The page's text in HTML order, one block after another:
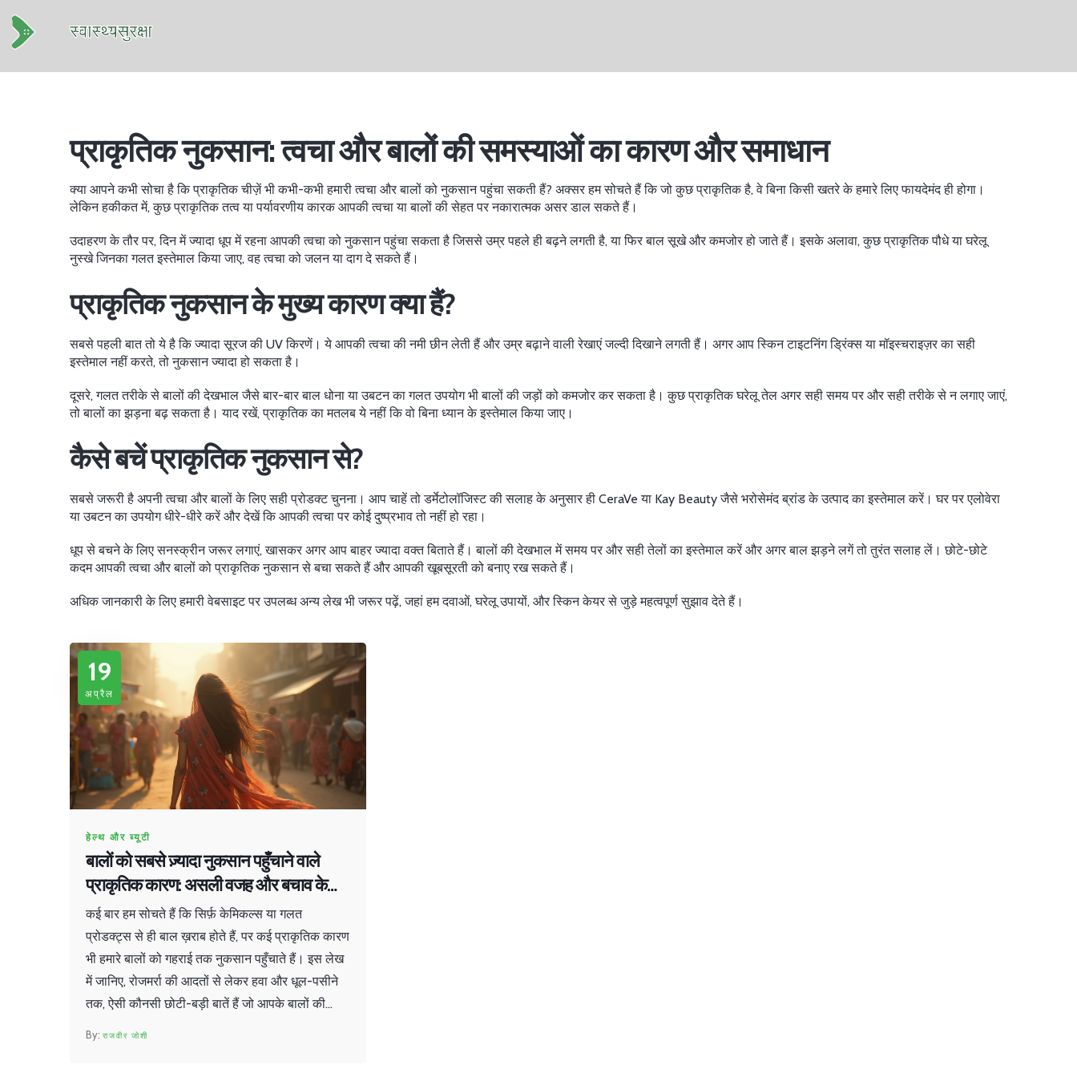
प्राकृतिक नुकसान: त्वचा और बालों की समस्याओं का कारण और समाधान
क्या आपने कभी सोचा है कि प्राकृतिक चीज़ें भी कभी-कभी हमारी त्वचा और बालों को नुकसान पहुंचा सकती हैं? अक्सर हम सोचते हैं कि जो कुछ प्राकृतिक है, वे बिना किसी खतरे के हमारे लिए फायदेमंद ही होगा।
लेकिन हकीकत में, कुछ प्राकृतिक तत्व या पर्यावरणीय कारक आपकी त्वचा या बालों की सेहत पर नकारात्मक असर डाल सकते हैं।
उदाहरण के तौर पर, दिन में ज्यादा धूप में रहना आपकी त्वचा को नुकसान पहुंचा सकता है जिससे उम्र पहले ही बढ़ने लगती है, या फिर बाल सूखे और कमजोर हो जाते हैं। इसके अलावा, कुछ प्राकृतिक पौधे या घरेलू
नुस्खे जिनका गलत इस्तेमाल किया जाए, वह त्वचा को जलन या दाग दे सकते हैं।
प्राकृतिक नुकसान के मुख्य कारण क्या हैं?
सबसे पहली बात तो ये है कि ज्यादा सूरज की UV किरणें। ये आपकी त्वचा की नमी छीन लेती हैं और उम्र बढ़ाने वाली रेखाएं जल्दी दिखाने लगती हैं। अगर आप स्किन टाइटनिंग ड्रिंक्स या मॉइस्चराइज़र का सही
इस्तेमाल नहीं करते, तो नुकसान ज्यादा हो सकता है।
दूसरे, गलत तरीके से बालों की देखभाल जैसे बार-बार बाल धोना या उबटन का गलत उपयोग भी बालों की जड़ों को कमजोर कर सकता है। कुछ प्राकृतिक घरेलू तेल अगर सही समय पर और सही तरीके से न लगाए जाएं,
तो बालों का झड़ना बढ़ सकता है। याद रखें, प्राकृतिक का मतलब ये नहीं कि वो बिना ध्यान के इस्तेमाल किया जाए।
कैसे बचें प्राकृतिक नुकसान से?
सबसे जरूरी है अपनी त्वचा और बालों के लिए सही प्रोडक्ट चुनना। आप चाहें तो डर्मेटोलॉजिस्ट की सलाह के अनुसार ही CeraVe या Kay Beauty जैसे भरोसेमंद ब्रांड के उत्पाद का इस्तेमाल करें। घर पर एलोवेरा
या उबटन का उपयोग धीरे-धीरे करें और देखें कि आपकी त्वचा पर कोई दुष्प्रभाव तो नहीं हो रहा।
धूप से बचने के लिए सनस्क्रीन जरूर लगाएं, खासकर अगर आप बाहर ज्यादा वक्त बिताते हैं। बालों की देखभाल में समय पर और सही तेलों का इस्तेमाल करें और अगर बाल झड़ने लगें तो तुरंत सलाह लें। छोटे-छोटे
कदम आपकी त्वचा और बालों को प्राकृतिक नुकसान से बचा सकते हैं और आपकी खूबसूरती को बनाए रख सकते हैं।
अधिक जानकारी के लिए हमारी वेबसाइट पर उपलब्ध अन्य लेख भी जरूर पढ़ें, जहां हम दवाओं, घरेलू उपायों, और स्किन केयर से जुड़े महत्वपूर्ण सुझाव देते हैं।
19
अप्रैल
हेल्थ और ब्यूटी
बालों को सबसे ज़्यादा नुकसान पहुँचाने वाले
प्राकृतिक कारण: असली वजह और बचाव के
तरीक़े
कई बार हम सोचते हैं कि सिर्फ़ केमिकल्स या गलत
प्रोडक्ट्स से ही बाल ख़राब होते हैं, पर कई प्राकृतिक कारण
भी हमारे बालों को गहराई तक नुकसान पहुँचाते हैं। इस लेख
में जानिए, रोजमर्रा की आदतों से लेकर हवा और धूल-पसीने
तक, ऐसी कौनसी छोटी-बड़ी बातें हैं जो आपके बालों की
राजवीर जोशी